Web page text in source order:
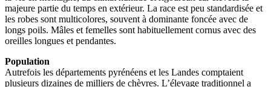
majeure partie du temps en extérieur. La race est peu standardisée et
les robes sont multicolores, souvent à dominante foncée avec de
longs poils. Mâles et femelles sont habituellement cornus avec des
oreilles longues et pendantes.
Population
Autrefois les départements pyrénéens et les Landes comptaient
plusieurs dizaines de milliers de chèvres. L’élevage traditionnel a